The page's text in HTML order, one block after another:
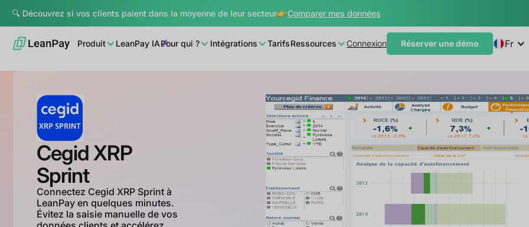
🔍 Découvrez si vos clients paient dans la moyenne de leur secteur Comparer mes données
Produit LeanPay IAPour qui ? Intégrations TarifsRessources Connexion Réserver une démo Fr
Cegid XRP
Sprint
Connectez Cegid XRP Sprint à
LeanPay en quelques minutes.
Évitez la saisie manuelle de vos